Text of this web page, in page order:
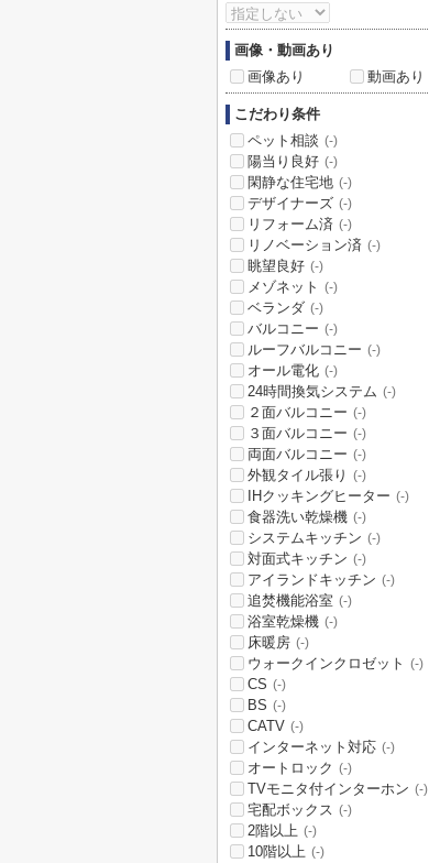
画像・動画あり
画像あり
動画あり
こだわり条件
ペット相談 (-)
陽当り良好 (-)
閑静な住宅地 (-)
デザイナーズ (-)
リフォーム済 (-)
リノベーション済 (-)
眺望良好 (-)
メゾネット (-)
ベランダ (-)
バルコニー (-)
ルーフバルコニー (-)
オール電化 (-)
24時間換気システム (-)
２面バルコニー (-)
３面バルコニー (-)
両面バルコニー (-)
外観タイル張り (-)
IHクッキングヒーター (-)
食器洗い乾燥機 (-)
システムキッチン (-)
対面式キッチン (-)
アイランドキッチン (-)
追焚機能浴室 (-)
浴室乾燥機 (-)
床暖房 (-)
ウォークインクロゼット (-)
CS (-)
BS (-)
CATV (-)
インターネット対応 (-)
オートロック (-)
TVモニタ付インターホン (-)
宅配ボックス (-)
2階以上 (-)
10階以上 (-)